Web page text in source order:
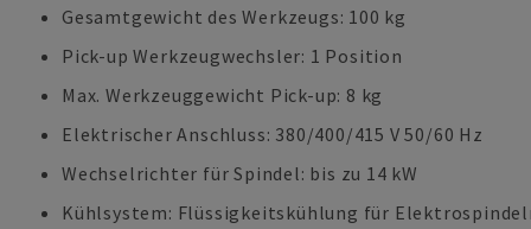
Gesamtgewicht des Werkzeugs: 100 kg
Pick-up Werkzeugwechsler: 1 Position
Max. Werkzeuggewicht Pick-up: 8 kg
Elektrischer Anschluss: 380/400/415 V 50/60 Hz
Wechselrichter für Spindel: bis zu 14 kW
Kühlsystem: Flüssigkeitskühlung für